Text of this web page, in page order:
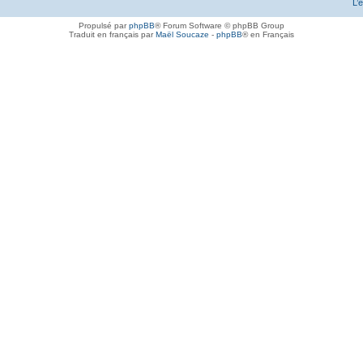
Propulsé parphpBB® Forum Software © phpBB Group
Traduit en français parMaël Soucaze - phpBB® en Français